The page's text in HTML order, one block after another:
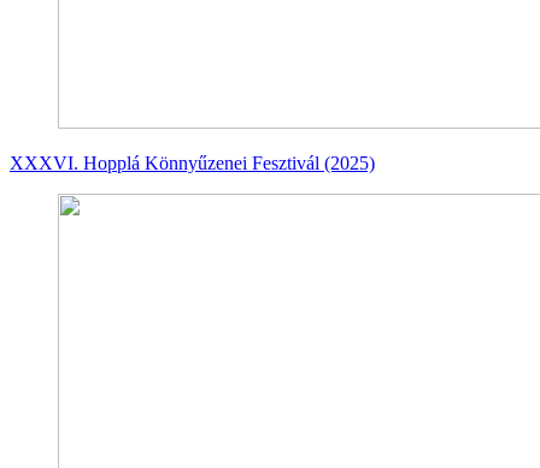
XXXVI. Hopplá Könnyűzenei Fesztivál (2025)